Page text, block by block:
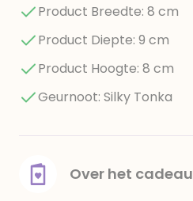
Product Breedte: 8 cm
Product Diepte: 9 cm
Product Hoogte: 8 cm
Geurnoot: Silky Tonka
Over het cadeau